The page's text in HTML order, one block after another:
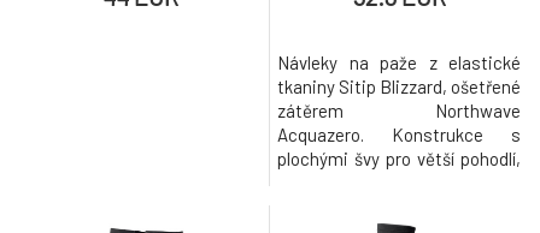
Návleky na paže z elastické
tkaniny Sitip Blizzard, ošetřené
zátěrem Northwave
Acquazero. Konstrukce s
plochými švy pro větší pohodlí,